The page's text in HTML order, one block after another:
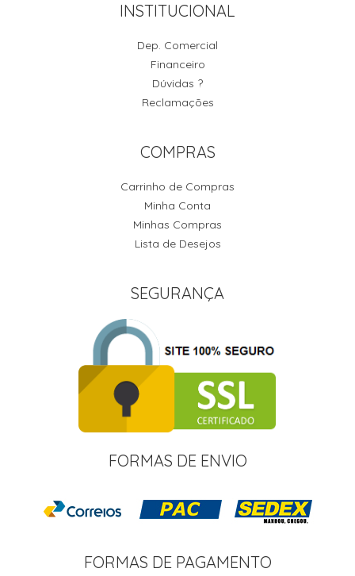
INSTITUCIONAL
Dep. Comercial
Financeiro
Dúvidas ?
Reclamações
COMPRAS
Carrinho de Compras
Minha Conta
Minhas Compras
Lista de Desejos
SEGURANÇA
FORMAS DE ENVIO
FORMAS DE PAGAMENTO